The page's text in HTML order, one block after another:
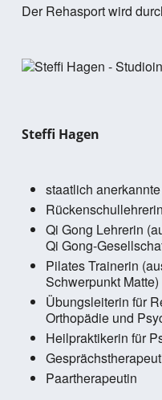
Der Rehasport wird
Steffi Hagen
staatlich
Qi Gong Lehrerin
Qi Gong-
Pilates Trainerin
Schwerpunkt Matte)
Übungsleiterin für
Orthopädie und
Heilpraktikerin für
Paartherapeutin